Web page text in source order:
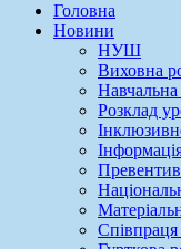
Головна
Новини
НУШ
Виховна
Навчальна
Розклад
Співпраця